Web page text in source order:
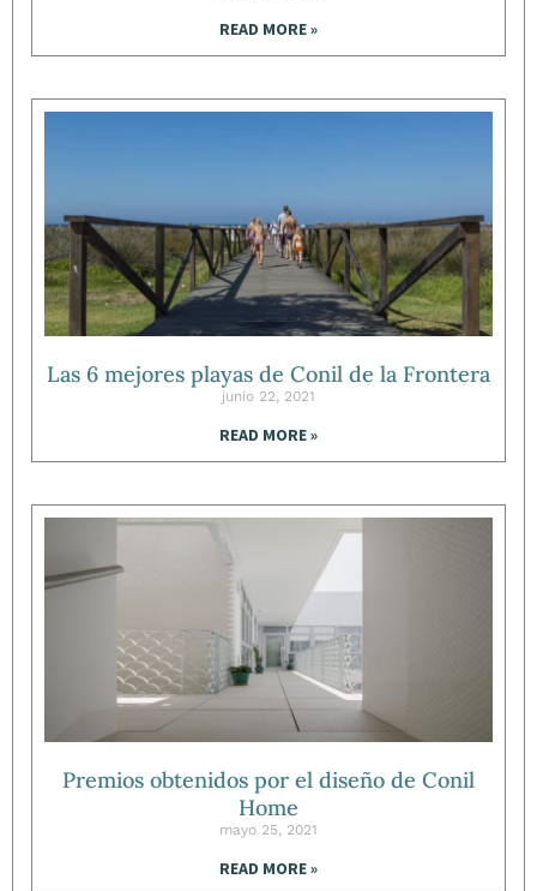
READ MORE »
Las 6 mejores playas de Conil de la Frontera
junio 22, 2021
READ MORE »
Premios obtenidos por el diseño de Conil
Home
mayo 25, 2021
READ MORE »